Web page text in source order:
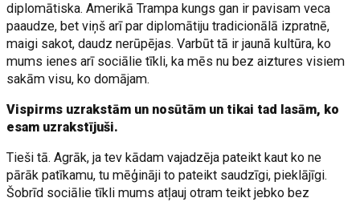
diplomātiska. Amerikā Trampa kungs gan ir pavisam veca
paaudze, bet viņš arī par diplomātiju tradicionālā izpratnē,
maigi sakot, daudz nerūpējas. Varbūt tā ir jaunā kultūra, ko
mums ienes arī sociālie tīkli, ka mēs nu bez aiztures visiem
sakām visu, ko domājam.
Vispirms uzrakstām un nosūtām un tikai tad lasām, ko
esam uzrakstījuši.
Tieši tā. Agrāk, ja tev kādam vajadzēja pateikt kaut ko ne
pārāk patīkamu, tu mēģināji to pateikt saudzīgi, pieklājīgi.
Šobrīd sociālie tīkli mums atļauj otram teikt jebko bez